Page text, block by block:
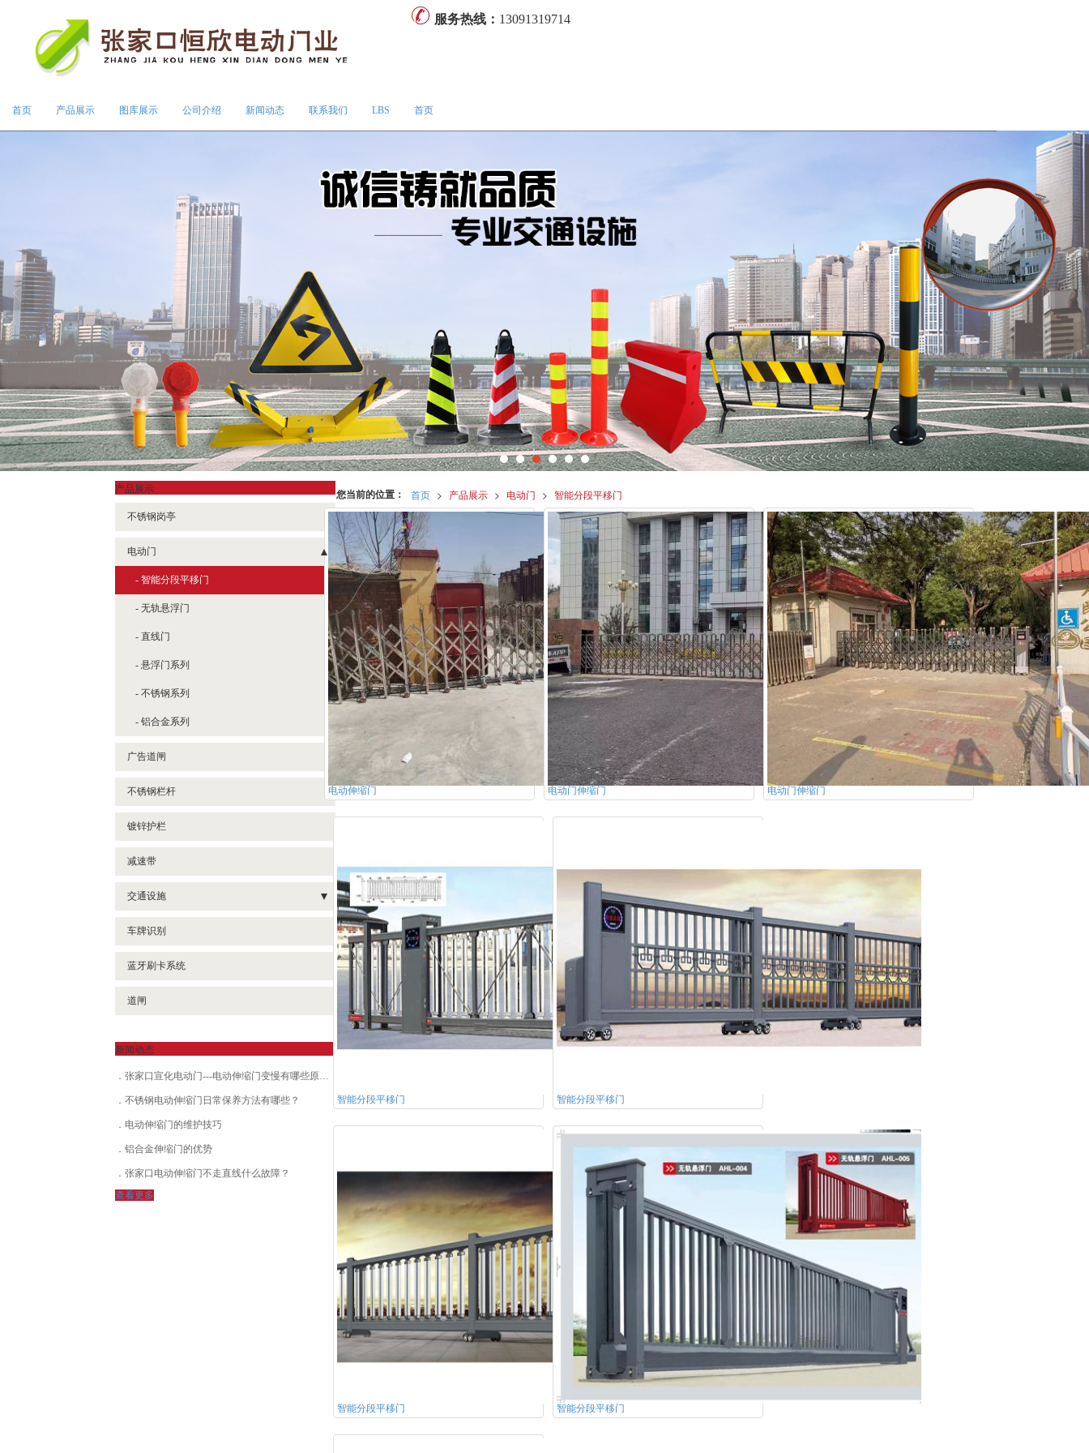
服务热线： 13091319714
首页 产品展示 图库展示 公司介绍 新闻动态 联系我们 LBS 首页
您当前的位置： 首页 > 产品展示 > 电动门 > 智能分段平移门
电动伸缩门 电动门伸缩门 电动门伸缩门
智能分段平移门 智能分段平移门
智能分段平移门 智能分段平移门
产品展示
不锈钢岗亭
电动门
- 智能分段平移门
- 无轨悬浮门
- 直线门
- 悬浮门系列
- 不锈钢系列
- 铝合金系列
广告道闸
不锈钢栏杆
镀锌护栏
减速带
交通设施
- 地坪漆
车牌识别
蓝牙刷卡系统
道闸
新闻动态
张家口宣化电动门---电动伸缩门变慢有哪些原因？
不锈钢电动伸缩门日常保养方法有哪些？
电动伸缩门的维护技巧
铝合金伸缩门的优势
张家口电动伸缩门不走直线什么故障？
查看更多